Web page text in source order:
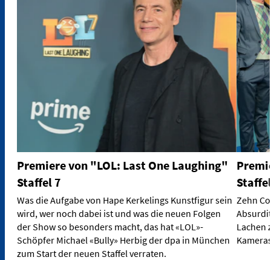
Premiere von "LOL: Last One Laughing"
Staffel 7
Was die Aufgabe von Hape Kerkelings Kunstfigur sein
wird, wer noch dabei ist und was die neuen Folgen
der Show so besonders macht, das hat «LOL»-
Schöpfer Michael «Bully» Herbig der dpa in München
zum Start der neuen Staffel verraten.
Zehn
Lachen